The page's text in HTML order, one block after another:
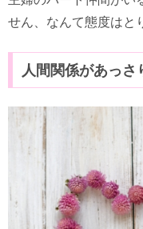
せん、なんて態度はと
人間関係があっ